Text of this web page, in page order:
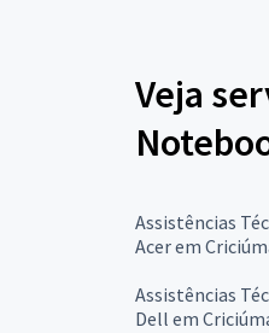
Veja
Assistências
Acer em
Assistências
Dell em